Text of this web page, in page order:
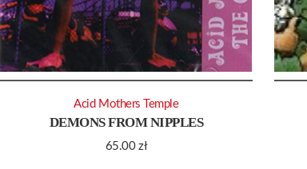
DEMONS FROM NIPPLES
65.00zł
Acid Mothers Temple